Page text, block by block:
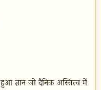
ज्ञान जो दैनिक अस्तित्व में